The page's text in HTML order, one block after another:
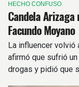
HECHO CONFUSO
Candela
Facundo Moyano
La influencer volvió
afirmó que sufrió
drogas y pidió que